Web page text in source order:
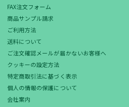
FAX注文フォーム
商品サンプル請求
ご利用方法
送料について
ご注文確認メールが届かないお客様へ
クッキーの設定方法
特定商取引法に基づく表示
個人の情報の保護について
会社案内